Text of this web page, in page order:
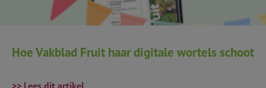
Hoe Vakblad Fruit haar digitale wortels schoot